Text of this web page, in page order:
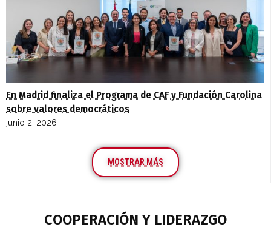
En Madrid finaliza el Programa de CAF y Fundación Carolina
sobre valores democráticos
junio 2, 2026
MOSTRAR MÁS
COOPERACIÓN Y LIDERAZGO​